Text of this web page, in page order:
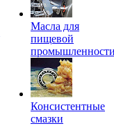
Масла для
пищевой
Консистентные
смазки